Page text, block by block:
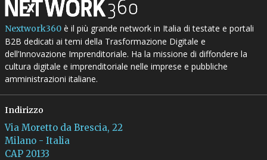
Nextwork360è il più grande network in Italia di testate e portali
B2B dedicati ai temi della Trasformazione Digitale e
dell’Innovazione Imprenditoriale. Ha la missione di diffondere la
cultura digitale e imprenditoriale nelle imprese e pubbliche
amministrazioni italiane.
Indirizzo
Via Moretto da Brescia, 22
Milano - Italia
CAP 20133